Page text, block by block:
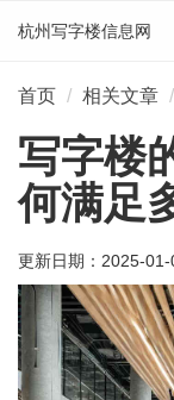
杭州写字楼信息网
首页 相关文章
写字楼
何满足
更新日期： 2025-01-